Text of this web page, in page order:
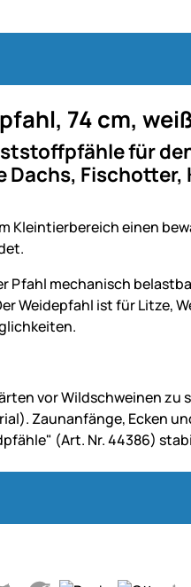
74 cm,
für
Dachs,
Kleintierbereich einen
Pfahl mechanisch
Weidepfahl ist für Litze,
vor Wildschweinen
Zaunanfänge, Ecken
(Art. Nr. 44386)